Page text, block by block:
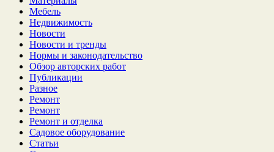
Мебель
Недвижимость
Новости
Новости и тренды
Нормы и законодательство
Обзор авторских работ
Публикации
Разное
Ремонт
Ремонт
Ремонт и отделка
Садовое оборудование
Статьи